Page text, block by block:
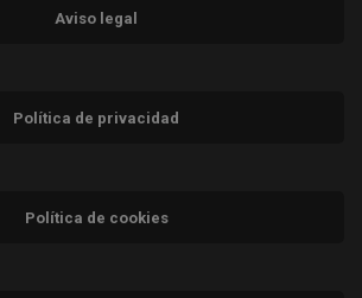
Aviso legal
Política de privacidad
Política de cookies